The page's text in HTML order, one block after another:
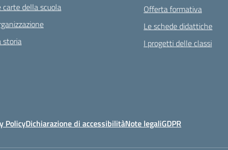
carte della scuola
storia
Offerta formativa
Le schede didattiche
I progetti delle classi
PolicyDichiarazione di accessibilitàNote legaliGDPR